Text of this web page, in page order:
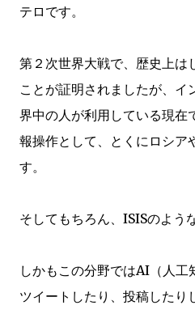
テロです。
第２次世界大戦で、歴史上は
ことが証明されましたが、イ
界中の人が利用している現在
報操作として、とくにロシア
す。
そしてもちろん、ISISのよう
しかもこの分野ではAI（人工
ツイートしたり、投稿したり